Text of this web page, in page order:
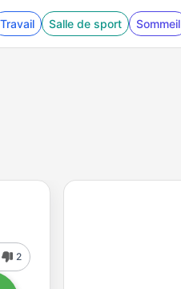
Travail Salle de sport Sommeil
2